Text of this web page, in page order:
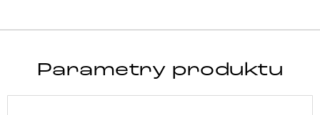
Parametry produktu